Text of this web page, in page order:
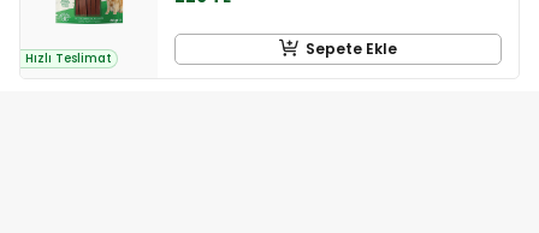
Hızlı Teslimat Sepete Ekle